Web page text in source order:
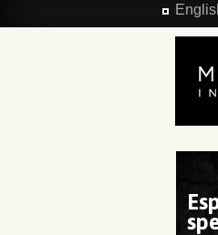
Salta al contenuto principale